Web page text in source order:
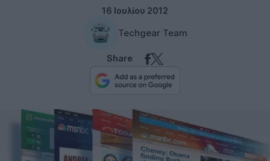
16 Ιουλίου 2012
Techgear Team
Share